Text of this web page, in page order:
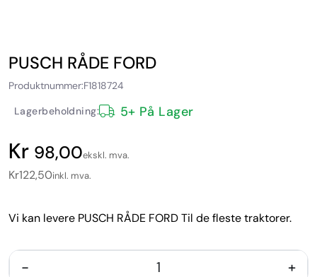
PUSCH RÅDE FORD
Produktnummer:F1818724
Lagerbeholdning: 5+ På Lager
98,00ekskl. mva.
Kr122,50inkl. mva.
- +
Vi kan levere PUSCH RÅDE FORD Til de fleste traktorer.